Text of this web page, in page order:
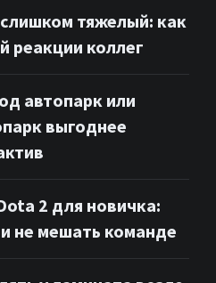
тяжелый: как
реакции коллег
автопарк или
выгоднее
2 для новичка:
не мешать команде